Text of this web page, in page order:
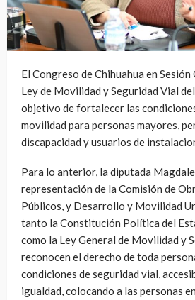
El Congreso de Chihuahua en
Ley de Movilidad y Seguridad Vial
objetivo de fortalecer las
movilidad para personas mayores,
discapacidad y usuarios de
Para lo anterior, la diputada
representación de la Comisión de
Públicos, y Desarrollo y Movilidad
tanto la Constitución Política del
como la Ley General de Movilidad y
reconocen el derecho de toda
condiciones de seguridad vial,
igualdad, colocando a las personas